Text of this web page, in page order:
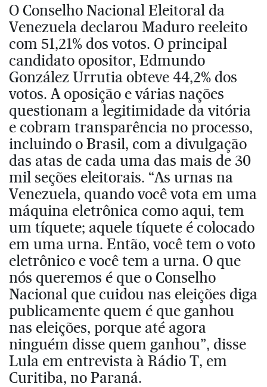
O Conselho Nacional Eleitoral da
Venezuela declarou Maduro reeleito
com 51,21% dos votos. O principal
candidato opositor, Edmundo
González Urrutia obteve 44,2% dos
votos. A oposição e várias nações
questionam a legitimidade da vitória
e cobram transparência no processo,
incluindo o Brasil, com a divulgação
das atas de cada uma das mais de 30
mil seções eleitorais. “As urnas na
Venezuela, quando você vota em uma
máquina eletrônica como aqui, tem
um tíquete; aquele tíquete é colocado
em uma urna. Então, você tem o voto
eletrônico e você tem a urna. O que
nós queremos é que o Conselho
Nacional que cuidou nas eleições diga
publicamente quem é que ganhou
nas eleições, porque até agora
ninguém disse quem ganhou”, disse
Lula em entrevista à Rádio T, em
Curitiba, no Paraná.